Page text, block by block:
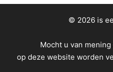
© 2026 is
Mocht u van
op deze website worden